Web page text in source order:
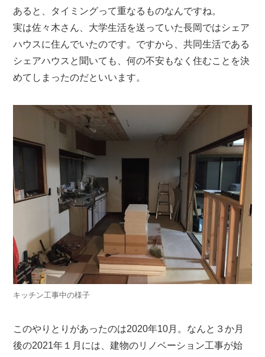
あると、タイミングって重なるものなんですね。
実は佐々木さん、大学生活を送っていた長岡ではシェア
ハウスに住んでいたのです。ですから、共同生活である
シェアハウスと聞いても、何の不安もなく住むことを決
めてしまったのだといいます。
キッチン工事中の様子
このやりとりがあったのは2020年10月。なんと３か月
後の2021年１月には、建物のリノベーション工事が始